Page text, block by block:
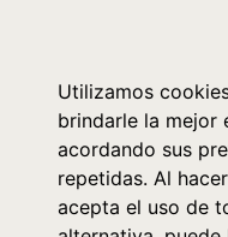
Utilizamos
brindarle la mejor
acordando sus
repetidas. Al
acepta el uso de